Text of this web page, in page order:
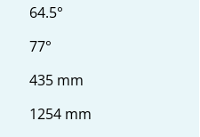
64.5°
77°
435 mm
1254 mm